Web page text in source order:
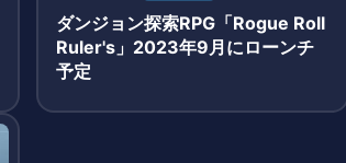
ダンジョン探索RPG「Rogue Roll
Ruler's」2023年9月にローンチ
予定